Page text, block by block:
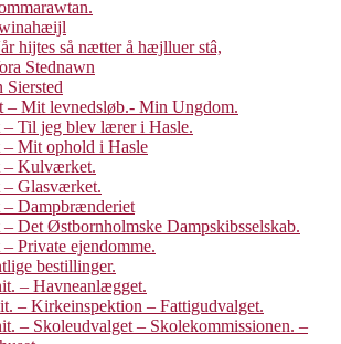
hijtes så nætter å hæjlluer stâ,
Stednawn
Siersted
– Mit levnedsløb.- Min Ungdom.
Til jeg blev lærer i Hasle.
Mit ophold i Hasle
– Kulværket.
Glasværket.
Dampbrænderiet
Det Østbornholmske Dampskibsselskab.
Private ejendomme.
bestillinger.
– Havneanlægget.
– Kirkeinspektion – Fattigudvalget.
– Skoleudvalget – Skolekommissionen. –